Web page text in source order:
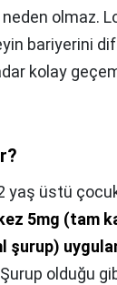
olmaz.
bariyerini
kolay
yaş üstü
5mg (tam
şurup)
olduğu